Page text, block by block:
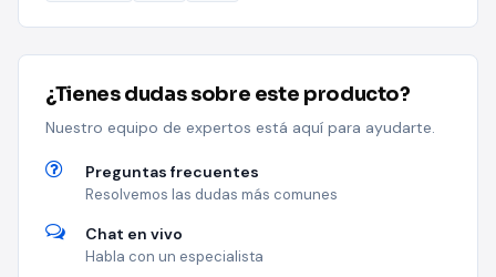
¿Tienes dudas sobre este producto?
Nuestro equipo de expertos está aquí para ayudarte.
Preguntas frecuentes
Resolvemos las dudas más comunes
Chat en vivo
Habla con un especialista